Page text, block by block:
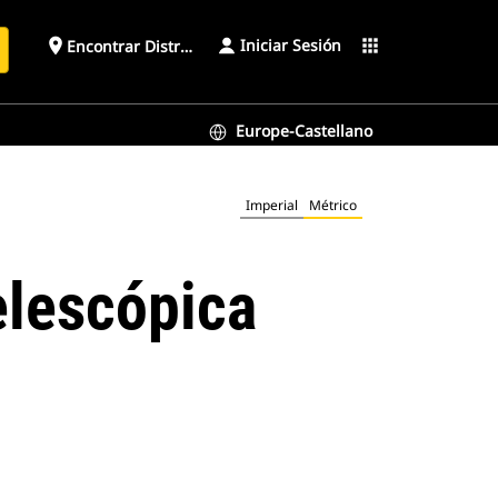
place Encontrar Distribuidor Iniciar Sesión apps
Europe-Castellano
Imperial Métrico